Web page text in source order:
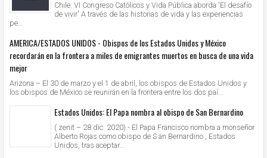
Chile: VI Congreso Católicos y Vida Pública aborda 'El desafío
de vivir' A través de las historias de vida y las experiencias
pe...
AMERICA/ESTADOS UNIDOS - Obispos de los Estados Unidos y México
recordarán en la frontera a miles de emigrantes muertos en busca de una vida
mejor
Arizona – El 30 de marzo y el 1 de abril, los obispos de Estados Unidos y
los obispos de México se reunirán en la frontera entre los dos paí...
Estados Unidos: El Papa nombra al obispo de San Bernardino
( zenit – 28 dic. 2020).- El Papa Francisco nombra a monseñor
Alberto Rojas como obispo de S an Bernardino , Estados
Unidos, tras aceptar...